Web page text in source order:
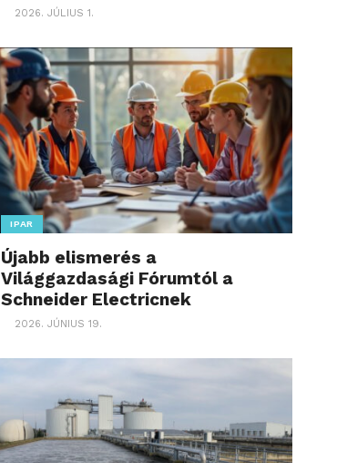
2026. JÚLIUS 1.
IPAR
Újabb elismerés a
Világgazdasági Fórumtól a
Schneider Electricnek
2026. JÚNIUS 19.